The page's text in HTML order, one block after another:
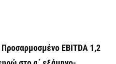
EBITDA 1,2